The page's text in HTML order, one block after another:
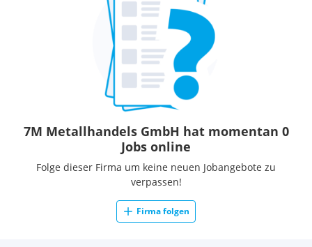
7M Metallhandels GmbH hat momentan 0
Jobs online
Folge dieser Firma um keine neuen Jobangebote zu
verpassen!
Firma folgen